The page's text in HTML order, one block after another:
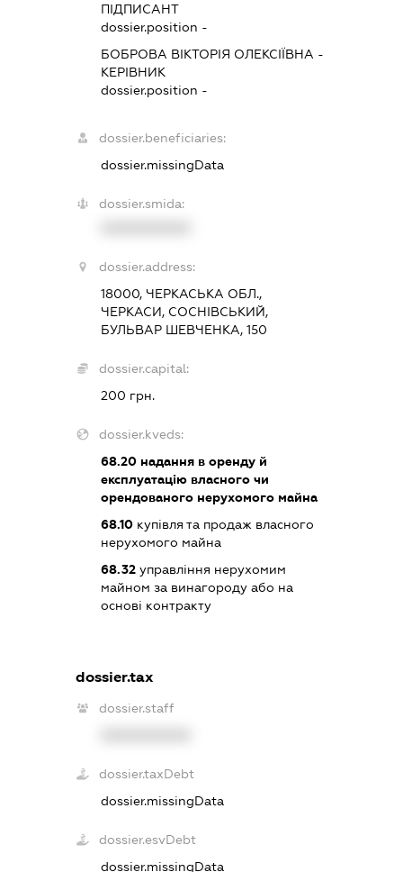
ПІДПИСАНТ
dossier.position -
БОБРОВА ВІКТОРІЯ ОЛЕКСІЇВНА -
КЕРІВНИК
dossier.position -
dossier.beneficiaries:
dossier.missingData
dossier.smida:
dossier.address:
18000, ЧЕРКАСЬКА ОБЛ.,
ЧЕРКАСИ, СОСНІВСЬКИЙ,
БУЛЬВАР ШЕВЧЕНКА, 150
dossier.capital:
200 грн.
dossier.kveds:
68.20надання в оренду й
експлуатацію власного чи
орендованого нерухомого майна
68.10купівля та продаж власного
нерухомого майна
68.32управління нерухомим
майном за винагороду або на
основі контракту
dossier.tax
dossier.staff
dossier.taxDebt
dossier.missingData
dossier.esvDebt
dossier.missingData